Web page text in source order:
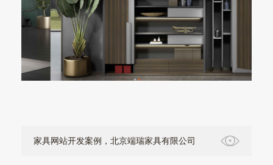
家具网站开发案例，北京端瑞家具有限公司